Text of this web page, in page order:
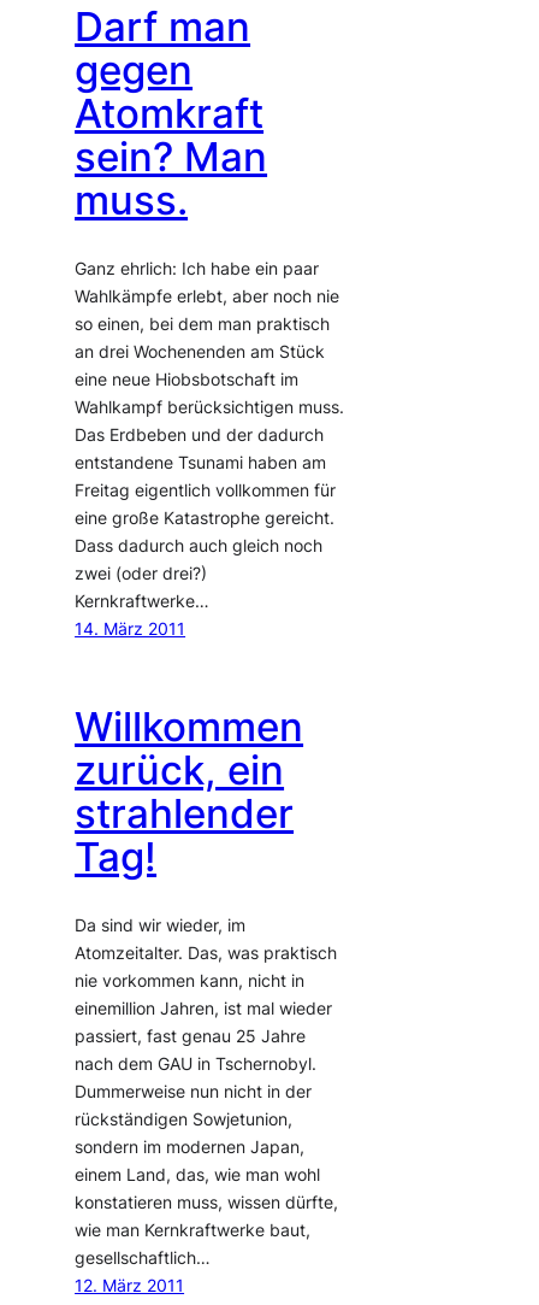
Darf man
gegen
Atomkraft
sein? Man
muss.
Ganz ehrlich: Ich habe ein paar
Wahlkämpfe erlebt, aber noch nie
so einen, bei dem man praktisch
an drei Wochenenden am Stück
eine neue Hiobsbotschaft im
Wahlkampf berücksichtigen muss.
Das Erdbeben und der dadurch
entstandene Tsunami haben am
Freitag eigentlich vollkommen für
eine große Katastrophe gereicht.
Dass dadurch auch gleich noch
zwei (oder drei?)
Kernkraftwerke…
14. März 2011
Willkommen
zurück, ein
strahlender
Tag!
Da sind wir wieder, im
Atomzeitalter. Das, was praktisch
nie vorkommen kann, nicht in
einemillion Jahren, ist mal wieder
passiert, fast genau 25 Jahre
nach dem GAU in Tschernobyl.
Dummerweise nun nicht in der
rückständigen Sowjetunion,
sondern im modernen Japan,
einem Land, das, wie man wohl
konstatieren muss, wissen dürfte,
wie man Kernkraftwerke baut,
gesellschaftlich…
12. März 2011